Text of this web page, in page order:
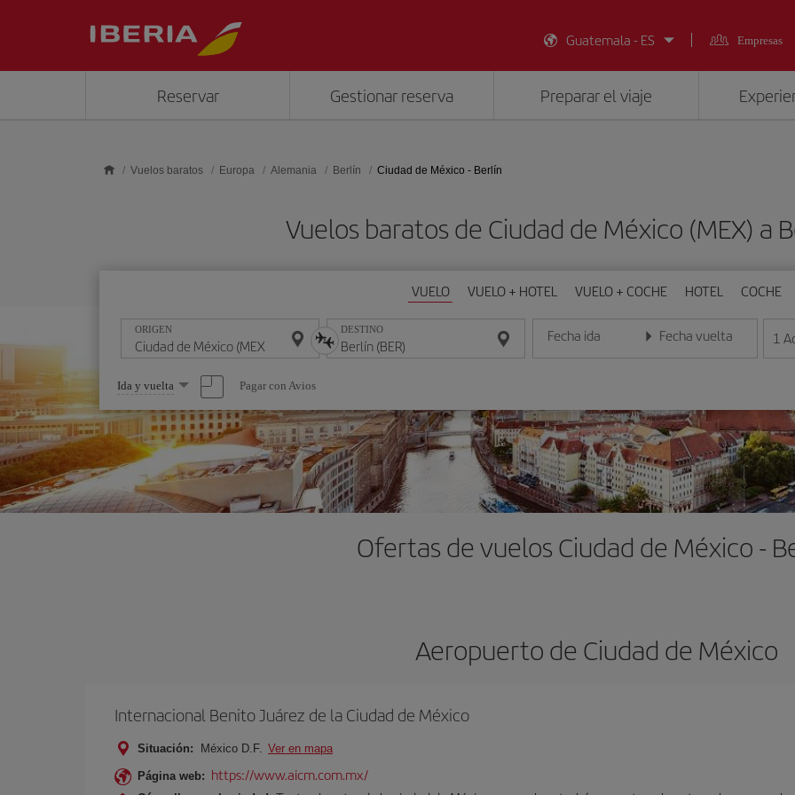
Guatemala - ES
Empresas
Reservar Gestionar reserva Preparar el viaje
Vuelos baratos Europa Alemania Berlín Ciudad de México - Berlín
Vuelos baratos de Ciudad de México (MEX) a
VUELO VUELO + HOTEL VUELO + COCHE HOTEL COCHE
ORIGEN DESTINO Fecha ida
Introduce la fecha en formato día/mes/año
Fecha vuelta
Introduce la fecha en 1
Seleccione
una
opción
Ida y vuelta Pagar con Avios
Ofertas de vuelos Ciudad de México -
Aeropuerto de Ciudad de México
Internacional Benito Juárez de la Ciudad de México
Situación: México D.F. Ver en mapa
Página web: https://www.aicm.com.mx/